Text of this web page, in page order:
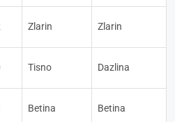
Zlarin Zlarin
Tisno Dazlina
Betina Betina